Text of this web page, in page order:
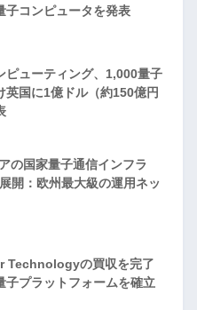
子コンピュータを発表
ピューティング、1,000量子
英国に1億ドル（約150億円
の国家量子通信インフラ
開：欧州最大級の運用ネッ
Technologyの買収を完了
子プラットフォームを確立